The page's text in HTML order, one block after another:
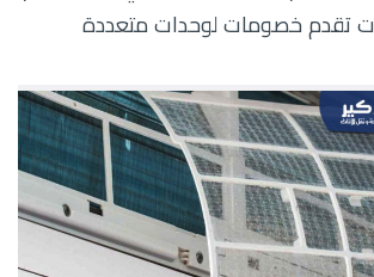
تقدم خصومات لوحدات متعددة